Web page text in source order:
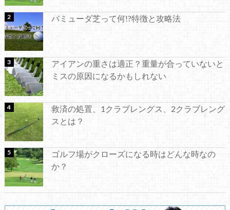
バミューダ芝って何!?特徴と攻略法
アイアンの重さは適正？重量が合っていないと
ミスの原因になるかもしれない
救済の処置、1クラブレングス、2クラブレング
スとは？
ゴルフ場がクローズになる時はどんな時なの
か？